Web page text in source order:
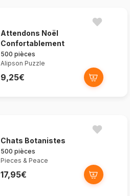
Attendons Noël
Confortablement
500 pièces
Alipson Puzzle
9,25€
Chats Botanistes
500 pièces
Pieces & Peace
17,95€